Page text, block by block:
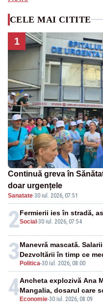
CELE MAI CITITE
1
Continuă greva în
doar urgențele
Sanatate·30 iul. 2026, 07:51
2Social -30 iul. 2026, 07:54
Fermierii ies în stradă,
3 Politica-30 iul. 2026, 08:00
Manevră mascată.
Dezvoltării în timp ce
4 Economie-30 iul. 2026, 08:09
Ancheta explozivă Ana
Mangalia, dosarul care